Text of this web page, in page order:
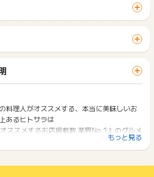
～5:59開始のご予約）のみが成果対象
す
いません
になりませんのでご留意下さい
いたずら・キャンセル
予約、
ルほか、対象店舗への来店確認ができなか
約（6:00～15:59開始のご予約）、
の予約完了
お問い合わせは、ポイントタウンのサポート
場合、ポイント獲得対象外となる場合がご
らお申し込みやお買い物が完了するまでの
（※）で他のサイトに移動した場合はポイン
。
ントGET 」ボタンを押した時とサービス・
デバイス・ブラウザが異なる場合はポイン
。
物・サービスをご利用される場合は、毎回
り、「 申込をしてポイントGET 」ボタン
ください。
る場合、広告主側で対象外とみなし、「獲
された場合
きましては、1商品につき10円単位の金額
す。
イント未満のものは切り捨てとなり、ポイ
れません。
のポイント等を利用して支払われた金額分
イントタウンのポイント獲得の対象には含
るサービスの都合もしくは会員様の都合で
でもキャンセルされた場合、ポイントが無効
います。
料理人がオススメする、本当に美味しいお
あるヒトサラは
ススメするお店掲載数 業界No.1』のグルメ
info/about.html
もっと見る